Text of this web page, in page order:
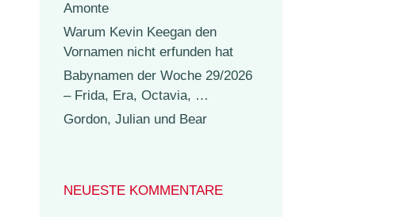
Amonte
Warum Kevin Keegan den
Vornamen nicht erfunden hat
Babynamen der Woche 29/2026
– Frida, Era, Octavia, …
Gordon, Julian und Bear
NEUESTE KOMMENTARE